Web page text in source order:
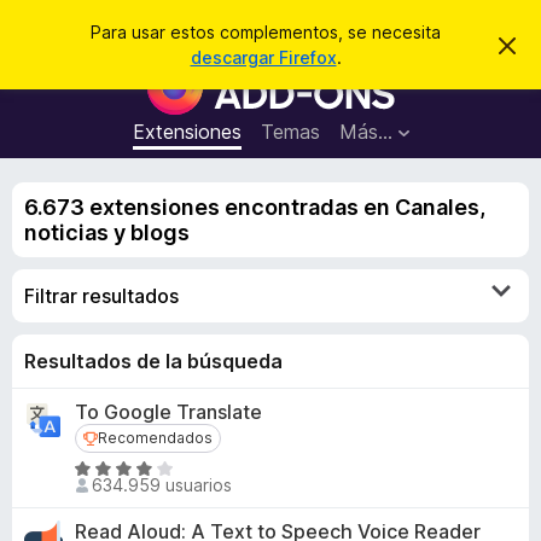
Para usar estos complementos, se necesita
descargar Firefox.
I
r
i
B
u
s
c
d
c
m
Extensiones Temas Más...
Iniciar sesión
s
6.673 extensiones encontradas en Canales,
noticias y blogs
Filtrar resultados
Resultados de la búsqueda
To Google Translate
Recomendados
Recomendados
S
e
v
634.959 usuarios
Read Aloud: A Text to Speech Voice Reader